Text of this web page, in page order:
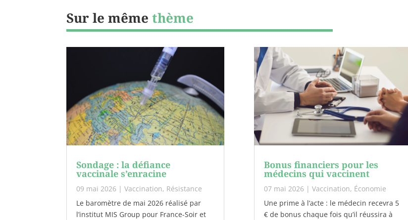
Sur le mêmethème
Sondage : la défiance
vaccinale s’enracine
09 mai 2026 |Vaccination, Résistance
Le baromètre de mai 2026 réalisé par
l’institut MIS Group pour France-Soir et
Bonus financiers pour les
médecins qui vaccinent
07 mai 2026| Vaccination, Économie
Une prime à l’acte : le médecin recevra 5
€ de bonus chaque fois qu’il réussira à